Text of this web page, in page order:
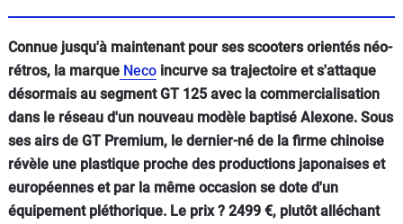
Connue jusqu'à maintenant pour ses scooters orientés néo-
rétros, la marque Neco incurve sa trajectoire et s'attaque
désormais au segment GT 125 avec la commercialisation
dans le réseau d'un nouveau modèle baptisé Alexone. Sous
ses airs de GT Premium, le dernier-né de la firme chinoise
révèle une plastique proche des productions japonaises et
européennes et par la même occasion se dote d'un
équipement pléthorique. Le prix ? 2499 €, plutôt alléchant